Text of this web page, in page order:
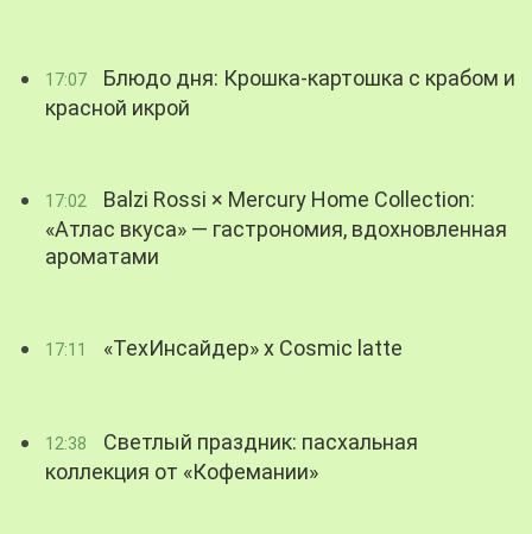
17:07
Блюдо дня: Крошка-картошка с крабом и
красной икрой
17:02
Balzi Rossi × Mercury Home Collection:
«Атлас вкуса» — гастрономия, вдохновленная
ароматами
17:11 «ТехИнсайдер» х Cosmic latte
12:38
Светлый праздник: пасхальная
коллекция от «Кофемании»